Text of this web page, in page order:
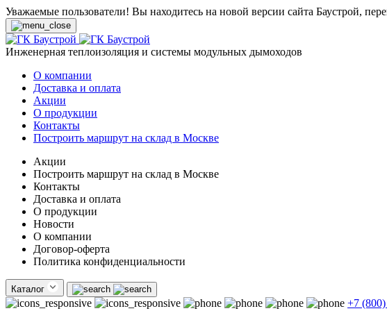
Уважаемые пользователи! Вы находитесь на новой версии сайта Баустрой,
Инженерная теплоизоляция и системы модульных дымоходов
О компании
Доставка и оплата
Акции
О продукции
Контакты
Построить маршрут на склад в Москве
Акции
Построить маршрут на склад в Москве
Контакты
Доставка и оплата
О продукции
Новости
О компании
Договор-оферта
Политика конфиденциальности
Каталог
+7